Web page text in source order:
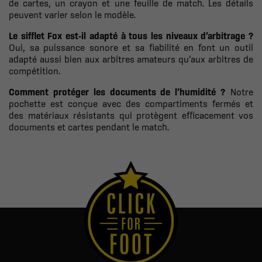
de cartes, un crayon et une feuille de match. Les détails
peuvent varier selon le modèle.
Le sifflet Fox est-il adapté à tous les niveaux d’arbitrage ?
Oui, sa puissance sonore et sa fiabilité en font un outil
adapté aussi bien aux arbitres amateurs qu’aux arbitres de
compétition.
Comment protéger les documents de l’humidité ? Notre
pochette est conçue avec des compartiments fermés et
des matériaux résistants qui protègent efficacement vos
documents et cartes pendant le match.